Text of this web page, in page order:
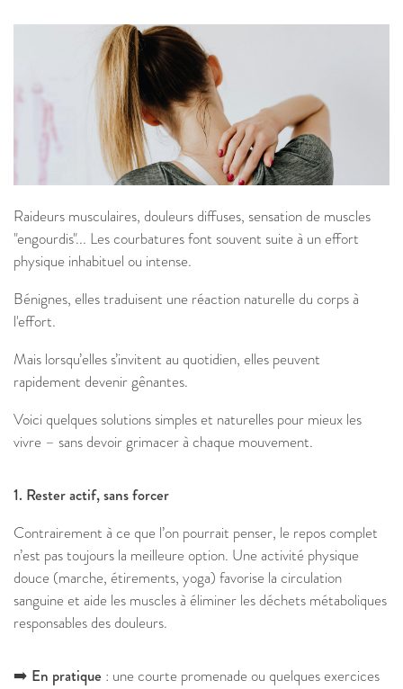
Raideurs musculaires, douleurs diffuses, sensation de muscles
"engourdis"... Les courbatures font souvent suite à un effort
physique inhabituel ou intense.
Bénignes, elles traduisent une réaction naturelle du corps à
l'effort.
Mais lorsqu’elles s’invitent au quotidien, elles peuvent
rapidement devenir gênantes.
Voici quelques solutions simples et naturelles pour mieux les
vivre – sans devoir grimacer à chaque mouvement.
1. Rester actif, sans forcer
Contrairement à ce que l’on pourrait penser, le repos complet
n’est pas toujours la meilleure option. Une activité physique
douce (marche, étirements, yoga) favorise la circulation
sanguine et aide les muscles à éliminer les déchets métaboliques
responsables des douleurs.
➡️ En pratique : une courte promenade ou quelques exercices